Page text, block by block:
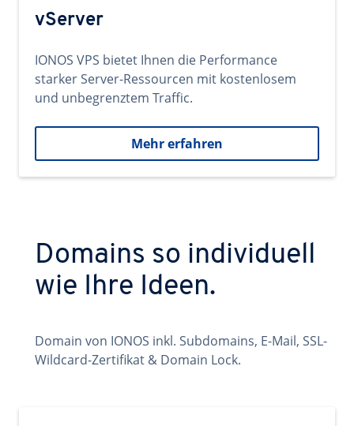
vServer
IONOS VPS bietet Ihnen die Performance
starker Server-Ressourcen mit kostenlosem
und unbegrenztem Traffic.
Mehr erfahren
Domains so individuell
wie Ihre Ideen.
Domain von IONOS inkl. Subdomains, E-Mail, SSL-
Wildcard-Zertifikat & Domain Lock.